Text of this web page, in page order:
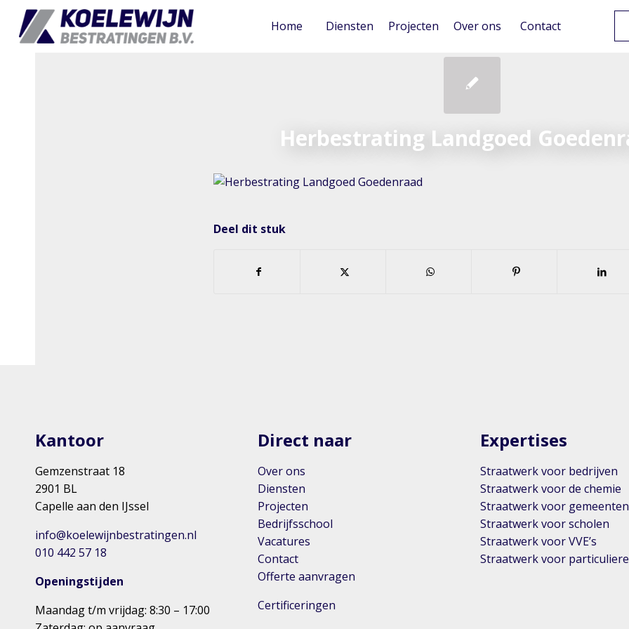
Home Diensten Projecten Over ons Contact
Herbestrating Landgoed
Deel dit stuk
Kantoor
Gemzenstraat 18
2901 BL
Capelle aan den IJssel
info@koelewijnbestratingen.nl
010 442 57 18
Openingstijden
Maandag t/m vrijdag: 8:30 – 17:00
Direct naar
Over ons
Diensten
Projecten
Bedrijfsschool
Vacatures
Contact
Offerte aanvragen
Certificeringen
Expertises
Straatwerk voor bedrijven
Straatwerk voor de chemie
Straatwerk voor gemeenten
Straatwerk voor scholen
Straatwerk voor VVE’s
Straatwerk voor